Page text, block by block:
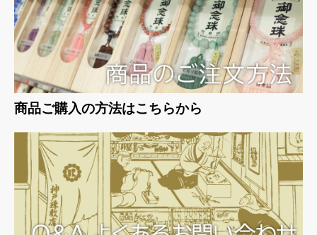
商品ご購入の方法はこちらから